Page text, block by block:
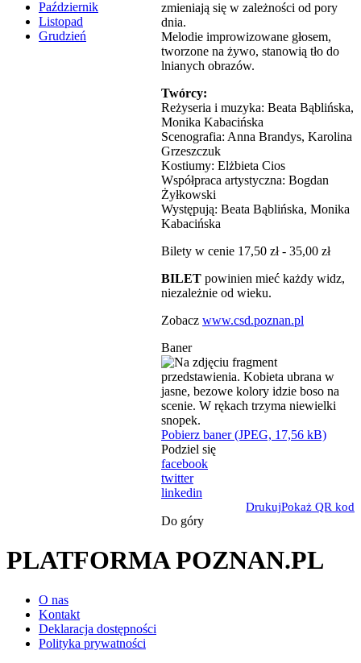
Październik
Listopad
Grudzień
zmieniają się w zależności od pory
dnia.
Melodie improwizowane głosem,
tworzone na żywo, stanowią tło do
lnianych obrazów.
Twórcy:
Reżyseria i muzyka: Beata Bąblińska,
Monika Kabacińska
Scenografia: Anna Brandys, Karolina
Grzeszczuk
Kostiumy: Elżbieta Cios
Współpraca artystyczna: Bogdan
Żyłkowski
Występują: Beata Bąblińska, Monika
Kabacińska
Bilety w cenie 17,50 zł - 35,00 zł
BILET powinien mieć każdy widz,
niezależnie od wieku.
Zobacz www.csd.poznan.pl
Baner
Pobierz baner (JPEG, 17,56 kB)
Podziel się
facebook
twitter
linkedin
DrukujPokaż QR kod
Do góry
PLATFORMA POZNAN.PL
O nas
Kontakt
Deklaracja dostępności
Polityka prywatności